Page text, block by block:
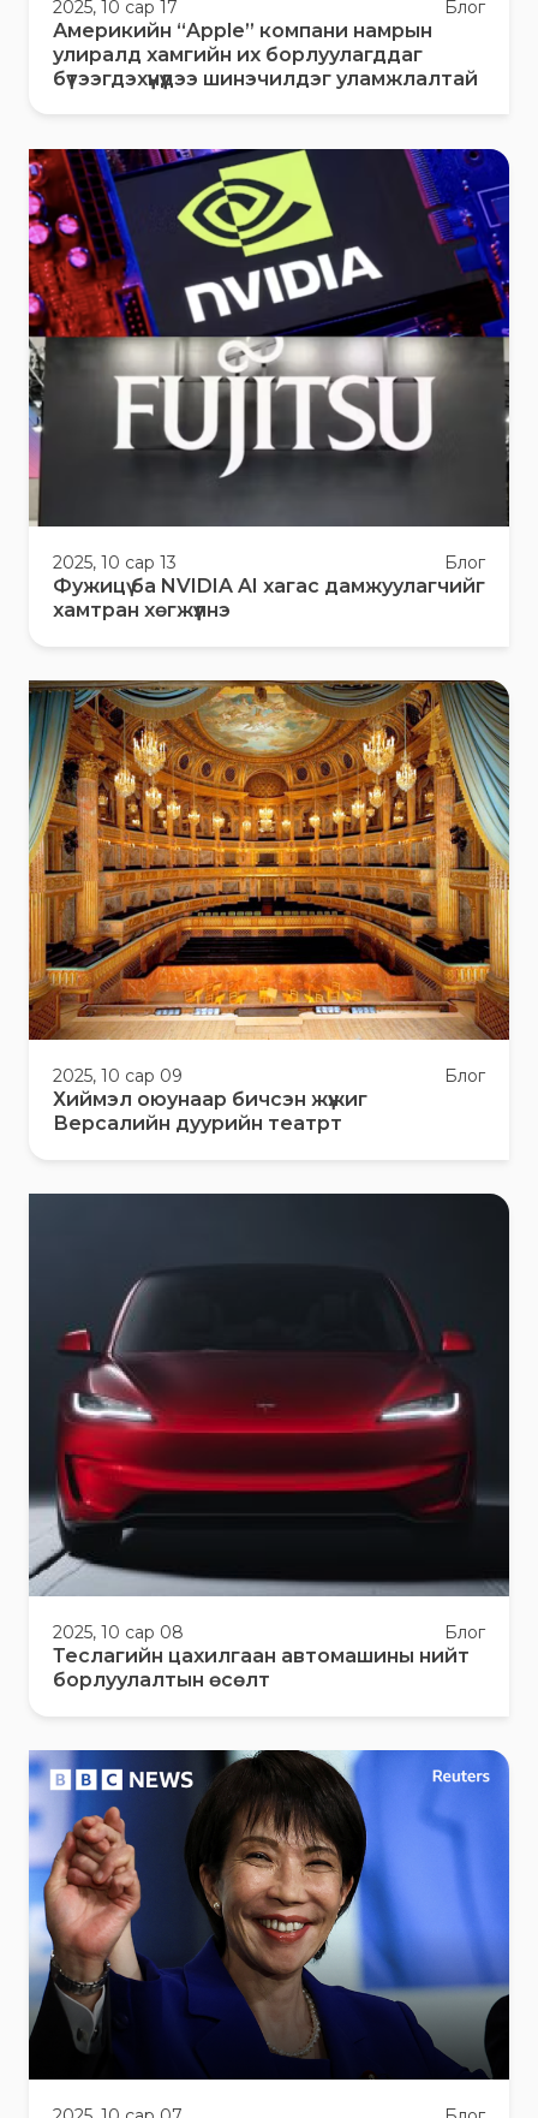
2025, 10 сар 17 Блог
Америкийн “Apple” компани намрын
улиралд хамгийн их борлуулагддаг
бүтээгдэхүүнүүдээ шинэчилдэг уламжлалтай
2025, 10 сар 13 Блог
Фужицү ба NVIDIA AI хагас дамжуулагчийг
хамтран хөгжүүлнэ
2025, 10 сар 09 Блог
Хиймэл оюунаар бичсэн жүжиг
Версалийн дуурийн театрт
2025, 10 сар 08 Блог
Теслагийн цахилгаан автомашины нийт
борлуулалтын өсөлт